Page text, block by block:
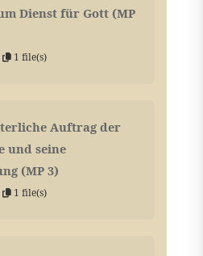
Dienst für Gott (MP
1 file(s)
Auftrag der
und seine
(MP 3)
1 file(s)